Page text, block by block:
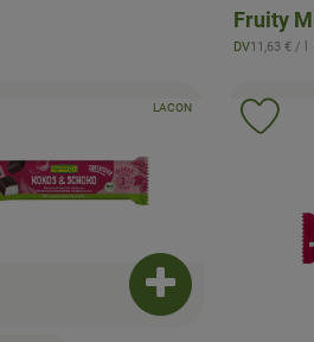
Fruity
, Origine:
DV, Prix de
11,63 € / l
Ajouter le produit
, Association:
, Autorité de contrôle:
LACON